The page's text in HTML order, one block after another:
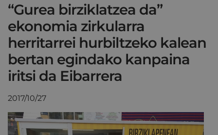
“Gurea birziklatzea da”
ekonomia zirkularra
herritarrei hurbiltzeko kalean
bertan egindako kanpaina
iritsi da Eibarrera
2017/10/27